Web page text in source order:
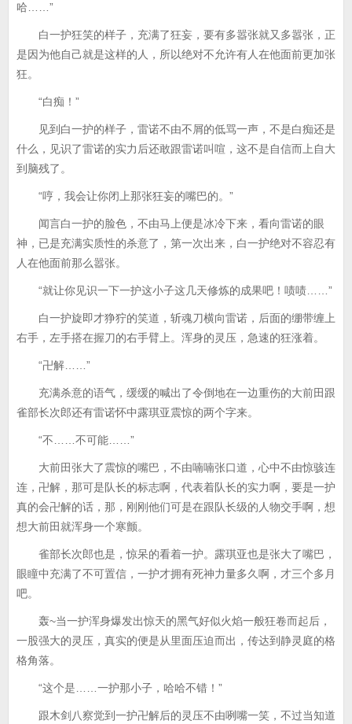
哈……”
白一护狂笑的样子，充满了狂妄，要有多嚣张就又多嚣张，正
是因为他自己就是这样的人，所以绝对不允许有人在他面前更加张
狂。
“白痴！”
见到白一护的样子，雷诺不由不屑的低骂一声，不是白痴还是
什么，见识了雷诺的实力后还敢跟雷诺叫喧，这不是自信而上自大
到脑残了。
“哼，我会让你闭上那张狂妄的嘴巴的。”
闻言白一护的脸色，不由马上便是冰冷下来，看向雷诺的眼
神，已是充满实质性的杀意了，第一次出来，白一护绝对不容忍有
人在他面前那么嚣张。
“就让你见识一下一护这小子这几天修炼的成果吧！啧啧……”
白一护旋即才狰狞的笑道，斩魂刀横向雷诺，后面的绷带缠上
右手，左手搭在握刀的右手臂上。浑身的灵压，急速的狂涨着。
“卍解……”
充满杀意的语气，缓缓的喊出了令倒地在一边重伤的大前田跟
雀部长次郎还有雷诺怀中露琪亚震惊的两个字来。
“不……不可能……”
大前田张大了震惊的嘴巴，不由喃喃张口道，心中不由惊骇连
连，卍解，那可是队长的标志啊，代表着队长的实力啊，要是一护
真的会卍解的话，那，刚刚他们可是在跟队长级的人物交手啊，想
想大前田就浑身一个寒颤。
雀部长次郎也是，惊呆的看着一护。露琪亚也是张大了嘴巴，
眼瞳中充满了不可置信，一护才拥有死神力量多久啊，才三个多月
吧。
轰~当一护浑身爆发出惊天的黑气好似火焰一般狂卷而起后，
一股强大的灵压，真实的便是从里面压迫而出，传达到静灵庭的格
格角落。
“这个是……一护那小子，哈哈不错！”
跟木剑八察觉到一护卍解后的灵压不由咧嘴一笑，不过当知道